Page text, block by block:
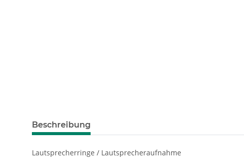
Beschreibung
Lautsprecherringe / Lautsprecheraufnahme